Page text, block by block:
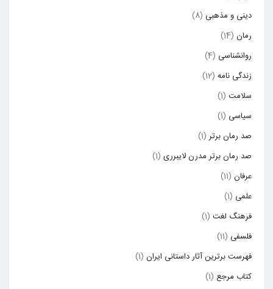
دینی و مذهبی (8)
رمان (14)
روانشناسی (4)
زندگی نامه (12)
سلامت (1)
سیاسی (1)
صد رمان برتر (1)
صد رمان برتر مدرن لایبرری (1)
عرفان (11)
علمی (1)
فرهنگ لغت (1)
فلسفی (11)
فهرست برترین آثار داستانی ایران (1)
کتاب مرجع (1)